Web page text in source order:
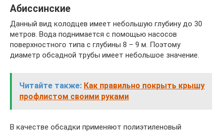
Абиссинские
Данный вид колодцев имеет небольшую глубину до 30
метров. Вода поднимается с помощью насосов
поверхностного типа с глубины 8 – 9 м. Поэтому
диаметр обсадной трубы имеет небольшое значение.
Читайте также: Как правильно покрыть крышу
профлистом своими руками
В качестве обсадки применяют полиэтиленовый